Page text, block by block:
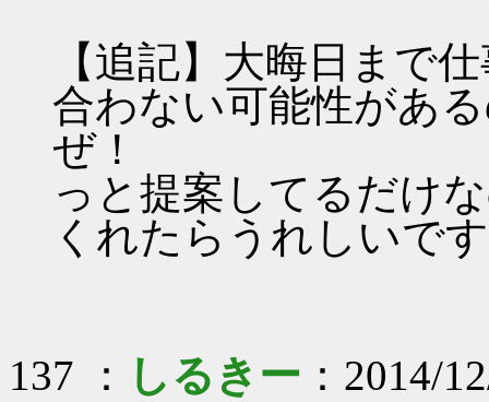
【追記】大晦日まで
合わない可能性があ
ぜ！
っと提案してるだけ
くれたらうれしいです
137 ： しるきー ：2014/